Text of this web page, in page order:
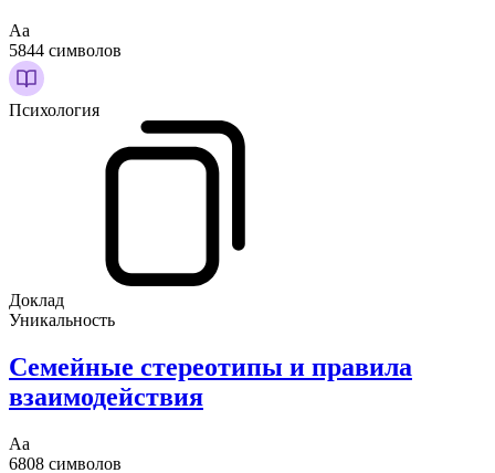
Аа
5844 символов
Психология
Доклад
Уникальность
Семейные стереотипы и правила
взаимодействия
Аа
6808 символов